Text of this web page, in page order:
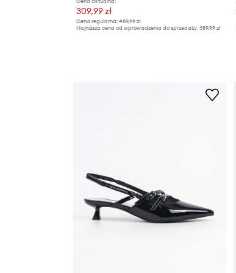
309,99 zł
Cena regularna: 489,99 zł
Najniższa cena od wprowadzenia do sprzedaży: 389,99 zł